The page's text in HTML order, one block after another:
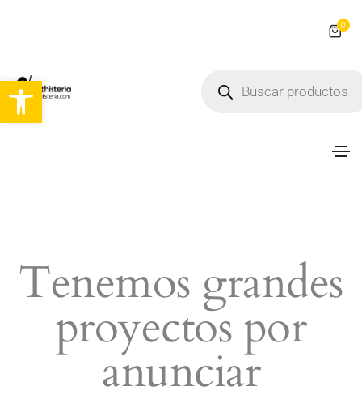
Abrir barra de herramientas
0
Tenemos grandes
proyectos por
anunciar